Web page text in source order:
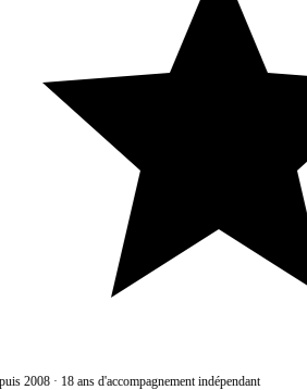
2008·18 ans d'accompagnement indépendant